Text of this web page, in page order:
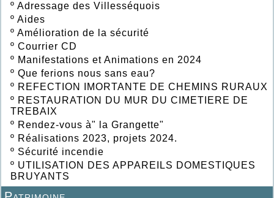
º Adressage des Villesséquois
º Aides
º Amélioration de la sécurité
º Courrier CD
º Manifestations et Animations en 2024
º Que ferions nous sans eau?
º REFECTION IMORTANTE DE CHEMINS RURAUX
º RESTAURATION DU MUR DU CIMETIERE DE
TREBAIX
º Rendez-vous à" la Grangette"
º Réalisations 2023, projets 2024.
º Sécurité incendie
º UTILISATION DES APPAREILS DOMESTIQUES
BRUYANTS